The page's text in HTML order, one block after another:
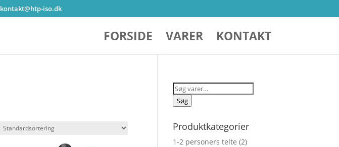
kontakt@htp-iso.dk
FORSIDE VARER KONTAKT
Søg
efter:
Søg
Produktkategorier
1-2 personers telte (2)